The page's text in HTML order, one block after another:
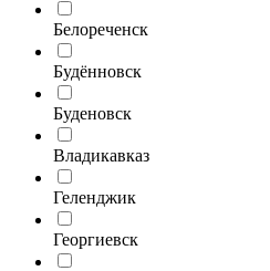
Белореченск
Будённовск
Буденовск
Владикавказ
Геленджик
Георгиевск